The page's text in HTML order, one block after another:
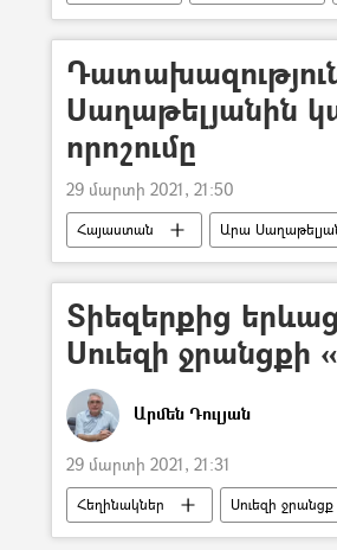
Արարատ Միրզոյան
ԱԺ
Սաղաթելյանին
որոշումը
29 մարտի 2021, 21:50
Հայաստան Արա
ՀՀ գլխավոր դատախազություն
փաստաբան
Տիեզերքից
Սուեզի ջրանցքի
Արմեն Դուլյան
29 մարտի 2021, 21:31
Հեղինակներ Սուեզի ջրանցք
5 րոպե Դուլյանի հետ